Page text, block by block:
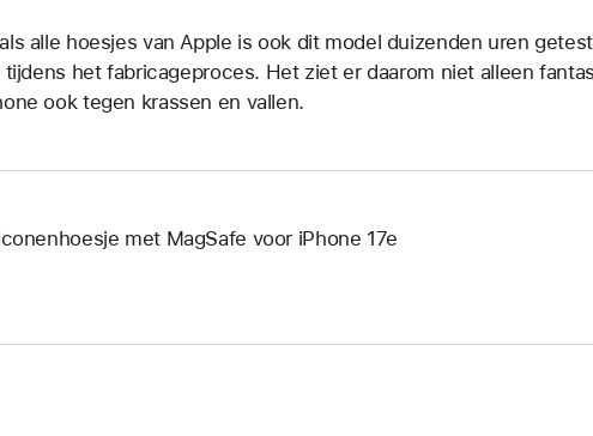
alle hoesjes van Apple is ook dit model duizenden uren
tijdens het fabricage­proces. Het ziet er daarom niet alleen
ook tegen krassen en vallen.
met MagSafe voor iPhone 17e